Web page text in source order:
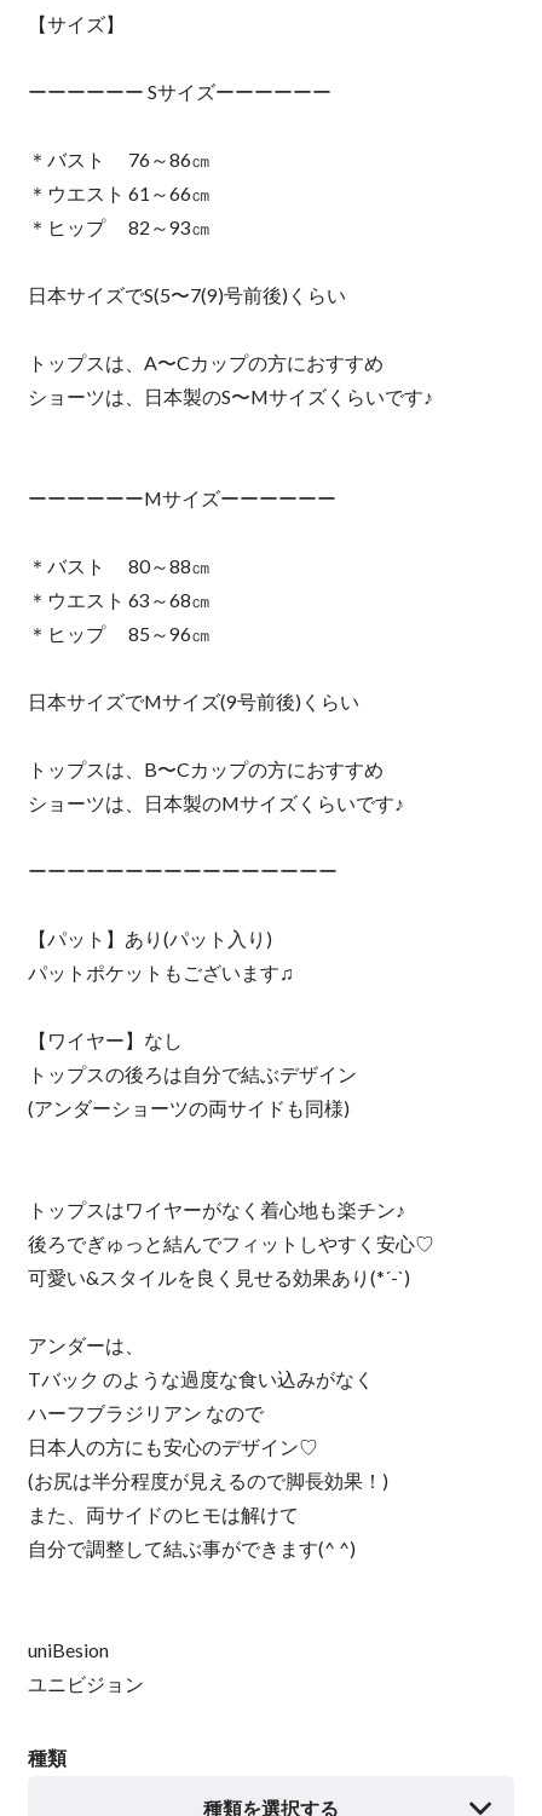
【サイズ】
ーーーーーー Sサイズーーーーーー
＊バスト 76～86㎝
＊ウエスト 61～66㎝
＊ヒップ 82～93㎝
日本サイズでS(5〜7(9)号前後)くらい
トップスは、A〜Cカップの方におすすめ
ショーツは、日本製のS〜Mサイズくらいです♪
ーーーーーーMサイズーーーーーー
＊バスト 80～88㎝
＊ウエスト 63～68㎝
＊ヒップ 85～96㎝
日本サイズでMサイズ(9号前後)くらい
トップスは、B〜Cカップの方におすすめ
ショーツは、日本製のMサイズくらいです♪
ーーーーーーーーーーーーーーーー
【パット】あり(パット入り)
パットポケットもございます♫
【ワイヤー】なし
トップスの後ろは自分で結ぶデザイン
(アンダーショーツの両サイドも同様)
トップスはワイヤーがなく着心地も楽チン♪
後ろでぎゅっと結んでフィットしやすく安心♡
可愛い&スタイルを良く見せる効果あり(*´-`)
アンダーは、
Tバック のような過度な食い込みがなく
ハーフブラジリアン なので
日本人の方にも安心のデザイン♡
(お尻は半分程度が見えるので脚長効果！)
また、両サイドのヒモは解けて
自分で調整して結ぶ事ができます(^ ^)
uniBesion
ユニビジョン
種類
種類を選択する